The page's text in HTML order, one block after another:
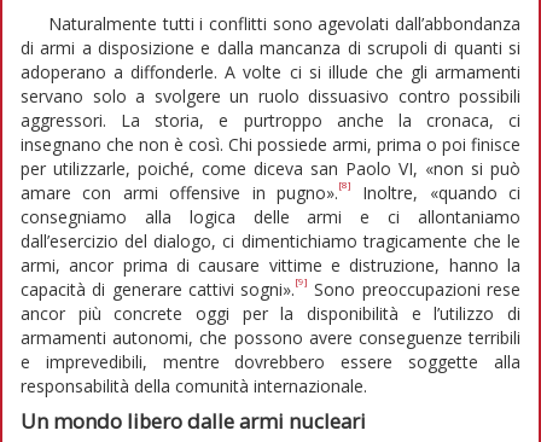
Naturalmente tutti i conflitti sono agevolati dall’abbondanza
di armi a disposizione e dalla mancanza di scrupoli di quanti si
adoperano a diffonderle. A volte ci si illude che gli armamenti
servano solo a svolgere un ruolo dissuasivo contro possibili
aggressori. La storia, e purtroppo anche la cronaca, ci
insegnano che non è così. Chi possiede armi, prima o poi finisce
per utilizzarle, poiché, come diceva san Paolo VI, «non si può
amare con armi offensive in pugno». [8]
Inoltre, «quando ci
consegniamo alla logica delle armi e ci allontaniamo
dall’esercizio del dialogo, ci dimentichiamo tragicamente che le
armi, ancor prima di causare vittime e distruzione, hanno la
capacità di generare cattivi sogni». [9] Sono preoccupazioni rese
ancor più concrete oggi per la disponibilità e l’utilizzo di
armamenti autonomi, che possono avere conseguenze terribili
e imprevedibili, mentre dovrebbero essere soggette alla
responsabilità della comunità internazionale.
Un mondo libero dalle armi nucleari